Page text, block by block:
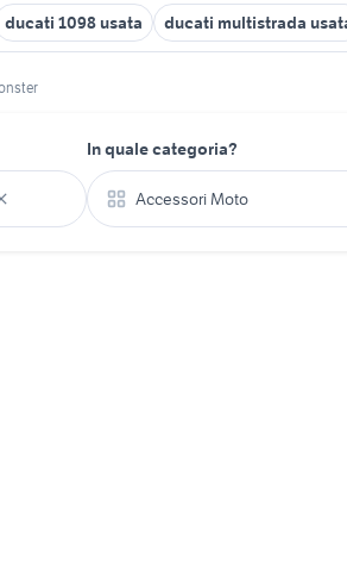
ducati 1098 usata ducati multistrada
In quale categoria?
Accessori Moto